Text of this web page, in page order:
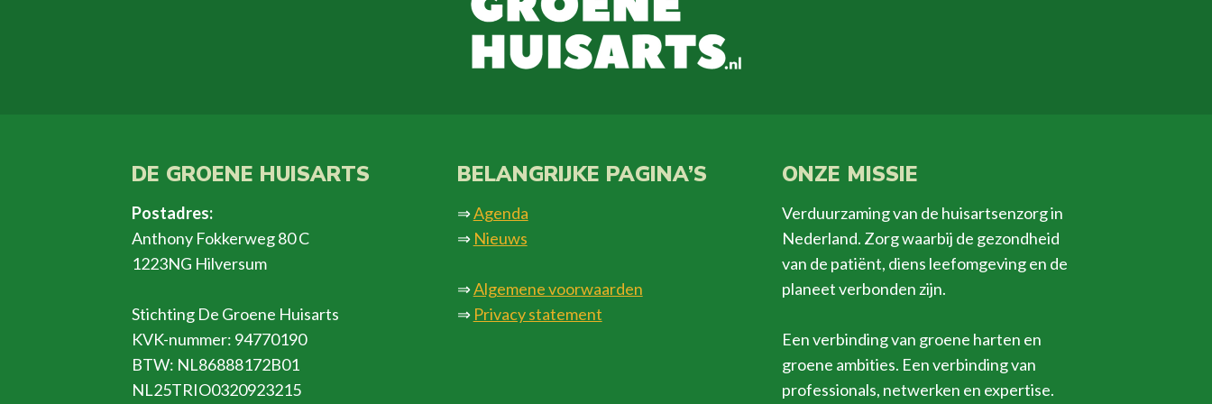
DE GROENE HUISARTS
Postadres:
Anthony Fokkerweg 80 C
1223NG Hilversum
Stichting De Groene Huisarts
KVK-nummer: 94770190
BTW: NL86888172B01
NL25TRIO0320923215
BELANGRIJKE PAGINA’S
⇒Agenda
⇒ Nieuws
⇒Algemene voorwaarden
⇒ Privacy statement
ONZE MISSIE
Verduurzaming van de huisartsenzorg in
Nederland. Zorg waarbij de gezondheid
van de patiënt, diens leefomgeving en de
planeet verbonden zijn.
Een verbinding van groene harten en
groene ambities. Een verbinding van
professionals, netwerken en expertise.